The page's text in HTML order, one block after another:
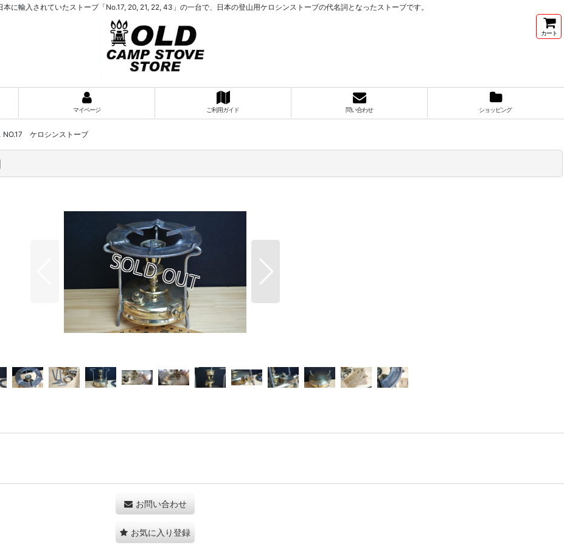
に輸入されていたストーブ「No.17, 20, 21, 22, 43」の一台で、日本の登山用ケロシンストーブの代名詞となったストーブです。
カート
マイページ ご利用ガイド 問い合わせ ショッピング
NO.17 ケロシンストーブ
お問い合わせ
お気に入り登録